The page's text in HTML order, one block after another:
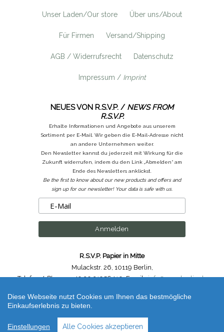
Unser Laden/Our store Über uns/About
Für Firmen Versand/Shipping
AGB / Widerrufsrecht Datenschutz
Impressum / Imprint
NEUES VON R.S.V.P. / NEWS FROM
R.S.V.P.
Erhalte Informationen und Angebote aus unserem
Sortiment per E-Mail. Wir geben die E-Mail-Adresse nicht
an andere Unternehmen weiter.
Den Newsletter kannst du jederzeit mit Wirkung für die
Zukunft widerrufen, indem du den Link „Abmelden“ am
Ende des Newsletters anklickst.
Be the first to know about our new products and offers and
sign up for our newsletter! Your data is safe with us.
R.S.V.P. Papier in Mitte
Mulackstr. 26 10119 Berlin
Telefon /Phone: ++49.30.31956410,Email :info@rsvp-berlin.de
Shop erstellt mit VersaCommerce.
Imprint (unbestimmt) | Artikelnummer /Code: cam_happybirthday_spring
Diese Webseite nutzt Cookies um Ihnen das bestmögliche
Einkaufserlebnis zu bieten.
Einstellungen Alle Cookies akzeptieren